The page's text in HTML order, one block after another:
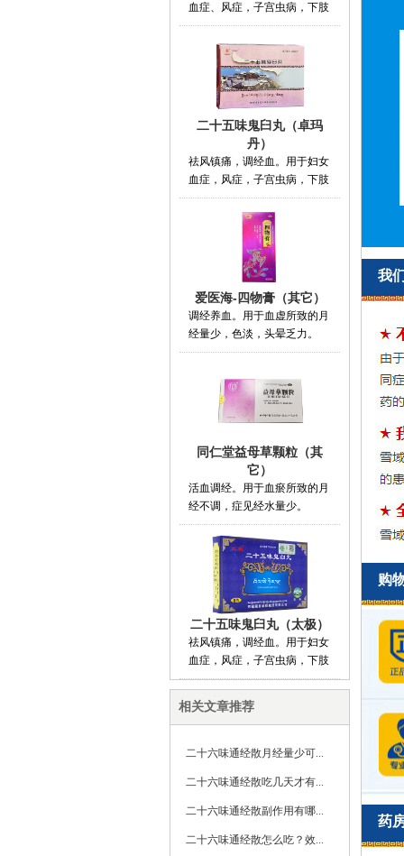
血症、风症，子宫虫病，下肢
二十五味鬼臼丸（卓玛
丹）
祛风镇痛，调经血。用于妇女
血症，风症，子宫虫病，下肢
爱医海-四物膏（其它）
调经养血。用于血虚所致的月
经量少，色淡，头晕乏力。
同仁堂益母草颗粒（其
它）
活血调经。用于血瘀所致的月
经不调，症见经水量少。
二十五味鬼臼丸（太极）
祛风镇痛，调经血。用于妇女
血症，风症，子宫虫病，下肢
相关文章推荐
二十六味通经散月经量少可...
二十六味通经散吃几天才有...
二十六味通经散副作用有哪...
二十六味通经散怎么吃？效...
我
购
药